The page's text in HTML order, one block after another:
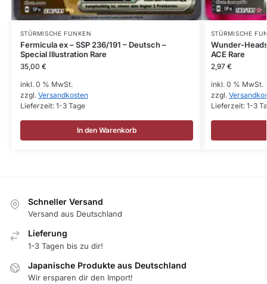
STÜRMISCHE FUNKEN
Fermicula ex – SSP 236/191 – Deutsch –
Special Illustration Rare
35,00 €
inkl. 0 % MwSt.
zzgl. Versandkosten
Lieferzeit: 1-3 Tage
In den Warenkorb
STÜRMISCHE
Wunder-
ACE Rare
2,97 €
inkl. 0 % MwSt.
zzgl.
Lieferzeit: 1-3
Schneller Versand
Versand aus Deutschland
Lieferung
1-3 Tagen bis zu dir!
Japanische Produkte aus Deutschland
Wir ersparen dir den Import!